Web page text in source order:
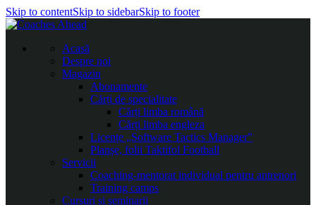
Skip to contentSkip to sidebarSkip to footer
Acasă
Despre noi
Magazin
Abonamente
Cărți de specialitate
Cărți limba română
Cărți limba engleza
Licențe „Software Tactics Manager”
Planșe, folii Taktifol Football
Servicii
Coaching-mentorat individual pentru antrenori
Training camps
Cursuri și seminarii